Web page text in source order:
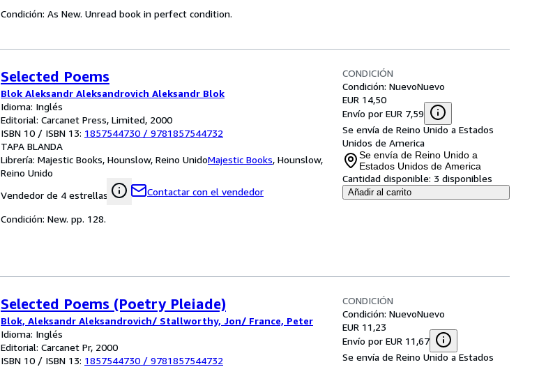
Condición: As New. Unread book in perfect condition.
Selected Poems
Blok Aleksandr Aleksandrovich Aleksandr Blok
Idioma: Inglés
Editorial: Carcanet Press, Limited, 2000
ISBN 10 / ISBN 13: 1857544730 / 9781857544732
TAPA BLANDA
Librería: Majestic Books, Hounslow, Reino UnidoMajestic Books, Hounslow,
Reino Unido
Vendedor de 4 estrellas
Contactar con el vendedor
CONDICIÓN
Condición: NuevoNuevo
EUR 14,50
Envío por EUR 7,59
Se envía de Reino Unido a Estados
Unidos de America
Se envía de Reino Unido a
Estados Unidos de America
Cantidad disponible: 3 disponibles
Añadir al carrito
Condición: New. pp. 128.
Selected Poems (Poetry Pleiade)
Blok, Aleksandr Aleksandrovich/ Stallworthy, Jon/ France, Peter
Idioma: Inglés
Editorial: Carcanet Pr, 2000
ISBN 10 / ISBN 13: 1857544730 / 9781857544732
CONDICIÓN
Condición: NuevoNuevo
EUR 11,23
Envío por EUR 11,67
Se envía de Reino Unido a Estados